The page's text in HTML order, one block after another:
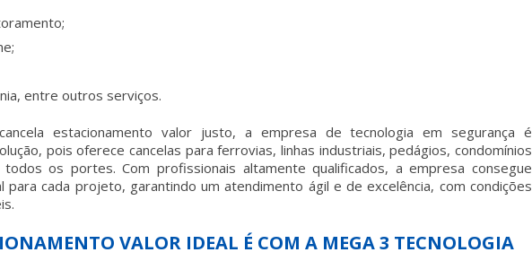
entre outros serviços.
cancela estacionamento valor justo, a empresa de tecnologia em segurança é
pois oferece cancelas para ferrovias, linhas industriais, pedágios, condomínios
os portes. Com profissionais altamente qualificados, a empresa consegue
para cada projeto, garantindo um atendimento ágil e de excelência, com condições
VALOR IDEAL É COM A MEGA 3 TECNOLOGIA